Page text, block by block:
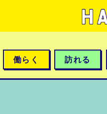
働らく 訪れる